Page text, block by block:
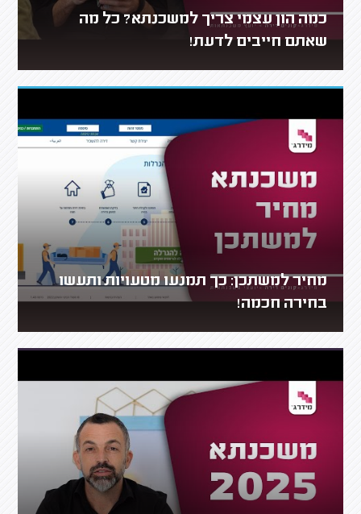
כמה הון עצמי צריך למשכנתא? כל מה
שאתם חייבים לדעת!
מחיר למשתכן: כך תמנעו מטעויות ותעשו
בחירה חכמה!